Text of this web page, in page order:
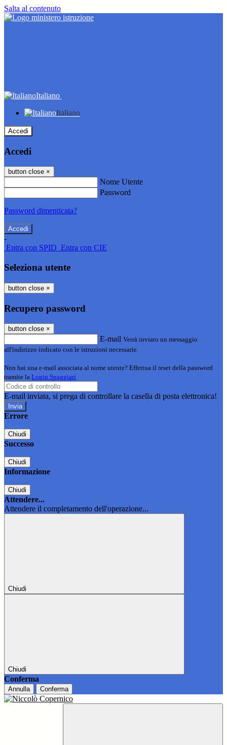
Salta al contenuto
Italiano
Italiano
Accedi
Accedi
button close ×
Nome Utente
Password
Password dimenticata?
-
Entra con SPID Entra con CIE
Seleziona utente
button close ×
Recupero password
button close ×
E-mail Verrà inviato un messaggio
all'indirizzo indicato con le istruzioni necessarie.
Non hai una e-mail associata al nome utente? Effettua il reset della password
tramite la Login Spaggiari
E-mail inviata, si prega di controllare la casella di posta elettronica!
Errore
Chiudi
Successo
Chiudi
Informazione
Chiudi
Attendere...
Attendere il completamento dell'operazione...
Chiudi
Chiudi
Conferma
Annulla Conferma